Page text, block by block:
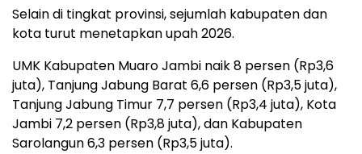
Selain di tingkat provinsi, sejumlah kabupaten dan
kota turut menetapkan upah 2026.
UMK Kabupaten Muaro Jambi naik 8 persen (Rp3,6
juta), Tanjung Jabung Barat 6,6 persen (Rp3,5 juta),
Tanjung Jabung Timur 7,7 persen (Rp3,4 juta), Kota
Jambi 7,2 persen (Rp3,8 juta), dan Kabupaten
Sarolangun 6,3 persen (Rp3,5 juta).